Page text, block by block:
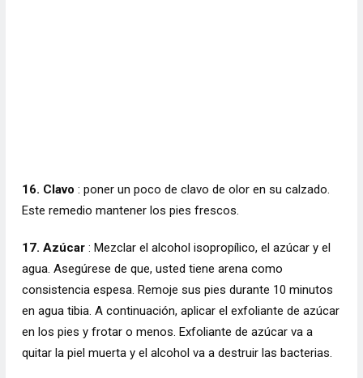
16. Clavo : poner un poco de clavo de olor en su calzado.
Este remedio mantener los pies frescos.
17. Azúcar: Mezclar el alcohol isopropílico, el azúcar y el
agua. Asegúrese de que, usted tiene arena como
consistencia espesa. Remoje sus pies durante 10 minutos
en agua tibia. A continuación, aplicar el exfoliante de azúcar
en los pies y frotar o menos. Exfoliante de azúcar va a
quitar la piel muerta y el alcohol va a destruir las bacterias.